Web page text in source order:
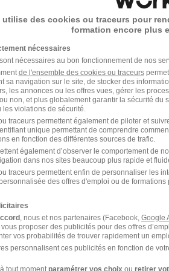
de Recouvrement H/F
- 73 Intérim Temps partiel
n’est plus disponible depuis le 07/
utilise des cookies ou traceurs pour
formation encore plus
nécessaires
nécessaires au bon fonctionnement de nos
de l'ensemble des cookies ou traceurs
sa navigation sur le site, de stocker des
les annonces ou les offres vues, gérer les
non, et plus globalement garantir la sécurité du
les violations de sécurité.
traceurs permettent également de piloter et
unique permettant de comprendre
en fonction des différentes sources de trafic.
également d’observer le comportement de
dans nos sites beaucoup plus rapide et
traceurs permettent enfin de personnaliser les
des offres d'emploi ou de formations
, nous et nos partenaires (Facebook, Google
proposer des publicités pour des offres
vos probabilités de trouver rapidement un
personnalisent ces publicités en fonction de
tout momentparamétrer vos choixou retirer